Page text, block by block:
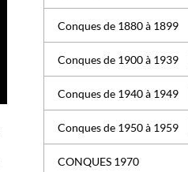
Conques de 1880 à 1899
Conques de 1900 à 1939
Conques de 1940 à 1949
Conques de 1950 à 1959
CONQUES 1970